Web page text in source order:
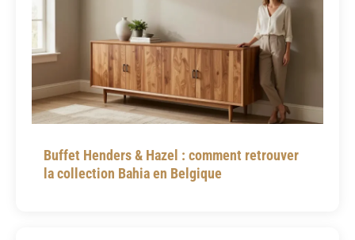
Buffet Henders & Hazel : comment retrouver
la collection Bahia en Belgique